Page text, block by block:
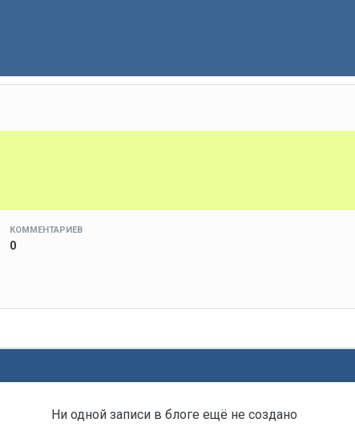
КОММЕНТАРИЕВ
0
Ни одной записи в блоге ещё не создано